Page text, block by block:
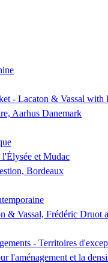
- Lacaton & Vassal with
Aarhus Danemark
l'Élysée et Mudac
Bordeaux
& Vassal, Frédéric Druot
- Territoires
l'aménagement et la